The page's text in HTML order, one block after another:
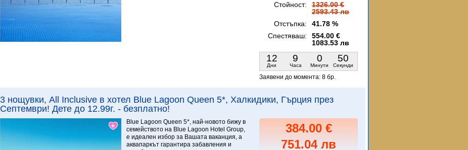
9.29 Изключителен
Стойност:
1326.00 €
2593.43 лв
Отстъпка:
41.78 %
Спестяваш:
554.00 €
1083.53 лв
12
Дни
9
Часа
0
Минути
49
Секунди
Заявени до момента: 8 бр.
3 нощувки, All Inclusive в хотел Blue Lagoon Queen 5*, Халкидики, Гърция през
Септември! Дете до 12.99г. - безплатно!
Blue Lagoon Queen 5*, най-новото бижу в
семейството на Blue Lagoon Hotel Group,
е идеален избор за Вашата ваканция, а
аквапаркът гарантира забавления и
384.00 €
751.04 лв